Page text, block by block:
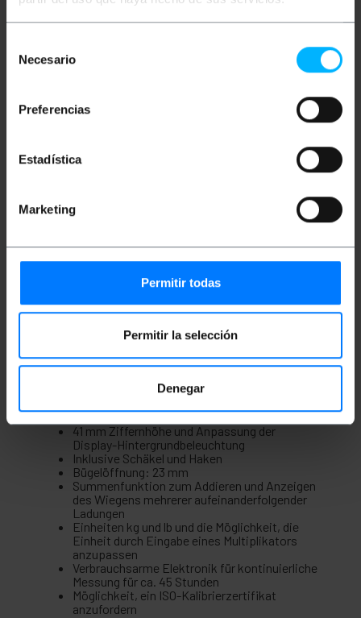
Necesario
Preferencias
Estadística
Marketing
Permitir todas
Permitir la selección
Denegar
Beschreibung
Die Hängewaage ist dank des integrierten
Akkumulators ein unentbehrliches Werkzeug zum
von mehr als 50 h. Die Fernbedienung ermöglicht
Ihnen eine einfache Steuerung und die Hold-, Tara-
Diese Funktion ist sehr nützlich für Anwendungen,
Anzeige können Sie das Ergebnis in einem gewissen
Abstand ablesen. Es hat einen Wägebereich von
und Schäkel ermöglichen eine sichere Verbindung
des zu messenden Materials. Diese Hängewaage ist
Zuverlässigkeit und Präzision in einem Gerät.
1000LD
Spezifikationen
bis 1000 kg
Robustes Metallgehäuse für den Einsatz in
Fernbedienung für die Fernverwaltung
41 mm Ziffernhöhe und Anpassung der
Display-Hintergrundbeleuchtung
Inklusive Schäkel und Haken
Bügelöffnung: 23 mm
Summenfunktion zum Addieren und Anzeigen
des Wiegens mehrerer aufeinanderfolgender
Ladungen
Einheiten kg und lb und die Möglichkeit, die
Einheit durch Eingabe eines Multiplikators
anzupassen
Verbrauchsarme Elektronik für kontinuierliche
Messung für ca. 45 Stunden
Möglichkeit, ein ISO-Kalibrierzertifikat
anzufordern